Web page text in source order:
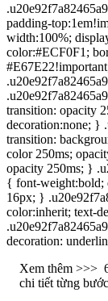
padding-
width:100%;
color:#ECF0F1;
transition: opacity
decoration:none; }
transition:
color 250ms;
opacity 250ms; }
{ font-weight:bold;
16px; }
color:inherit; text-
decoration:
Xem thêm >>>
chi tiết từng